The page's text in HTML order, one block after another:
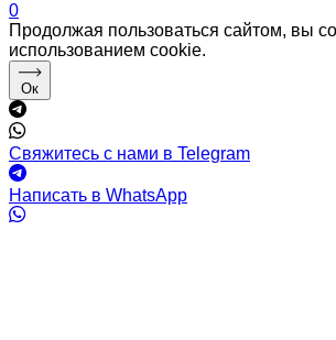
0
Продолжая пользоваться сайтом, вы
использованием cookie.
Ок
Свяжитесь с нами в Telegram
Написать в WhatsApp